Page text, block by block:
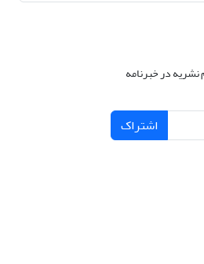
نشریه در خبرنامه
اشتراک